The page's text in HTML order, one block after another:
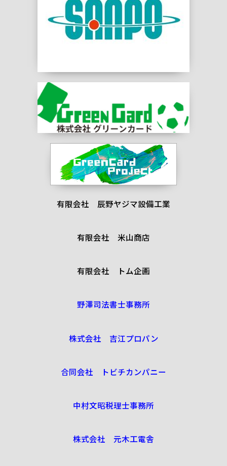
有限会社 辰野ヤジマ設備工業
有限会社 米山商店
有限会社 トム企画
野澤司法書士事務所
株式会社 吉江プロパン
合同会社 トビチカンパニー
中村文昭税理士事務所
株式会社 元木工電舎